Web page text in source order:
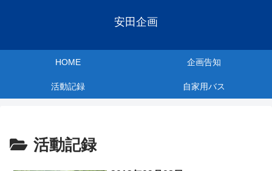
安田企画
HOME 企画告知
活動記録 自家用バス
活動記録